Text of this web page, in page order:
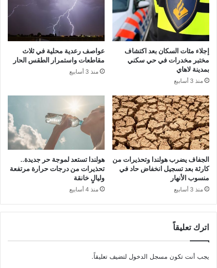
إجلاء مئات السكان بعد اكتشاف
مختبر مخدرات في حي سكني
بمدينة لاهاي
منذ 3 أسابيع
عواصف رعدية محلية في ثلاث
مقاطعات واستمرار الطقس الحار
منذ 3 أسابيع
الجفاف يضرب هولندا وتحذيرات من
كارثة بعد تسجيل انخفاض حاد في
منسوب الأنهار
منذ 3 أسابيع
هولندا تستعد لموجة حر جديدة..
تحذيرات من درجات حرارة مرتفعة
وليالٍ خانقة
منذ 4 أسابيع
اترك تعليقاً
يجب أنت تكون مسجل الدخول لتضيف تعليقاً.